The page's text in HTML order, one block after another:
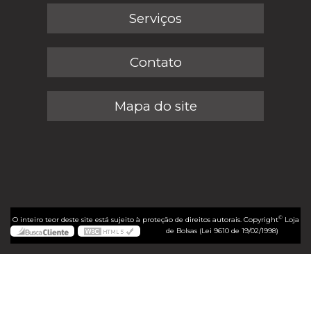
Serviços
Contato
Mapa do site
O inteiro teor deste site está sujeito à proteção de direitos autorais. Copyright©Loja
de Bolsas (Lei 9610 de 19/02/1998)